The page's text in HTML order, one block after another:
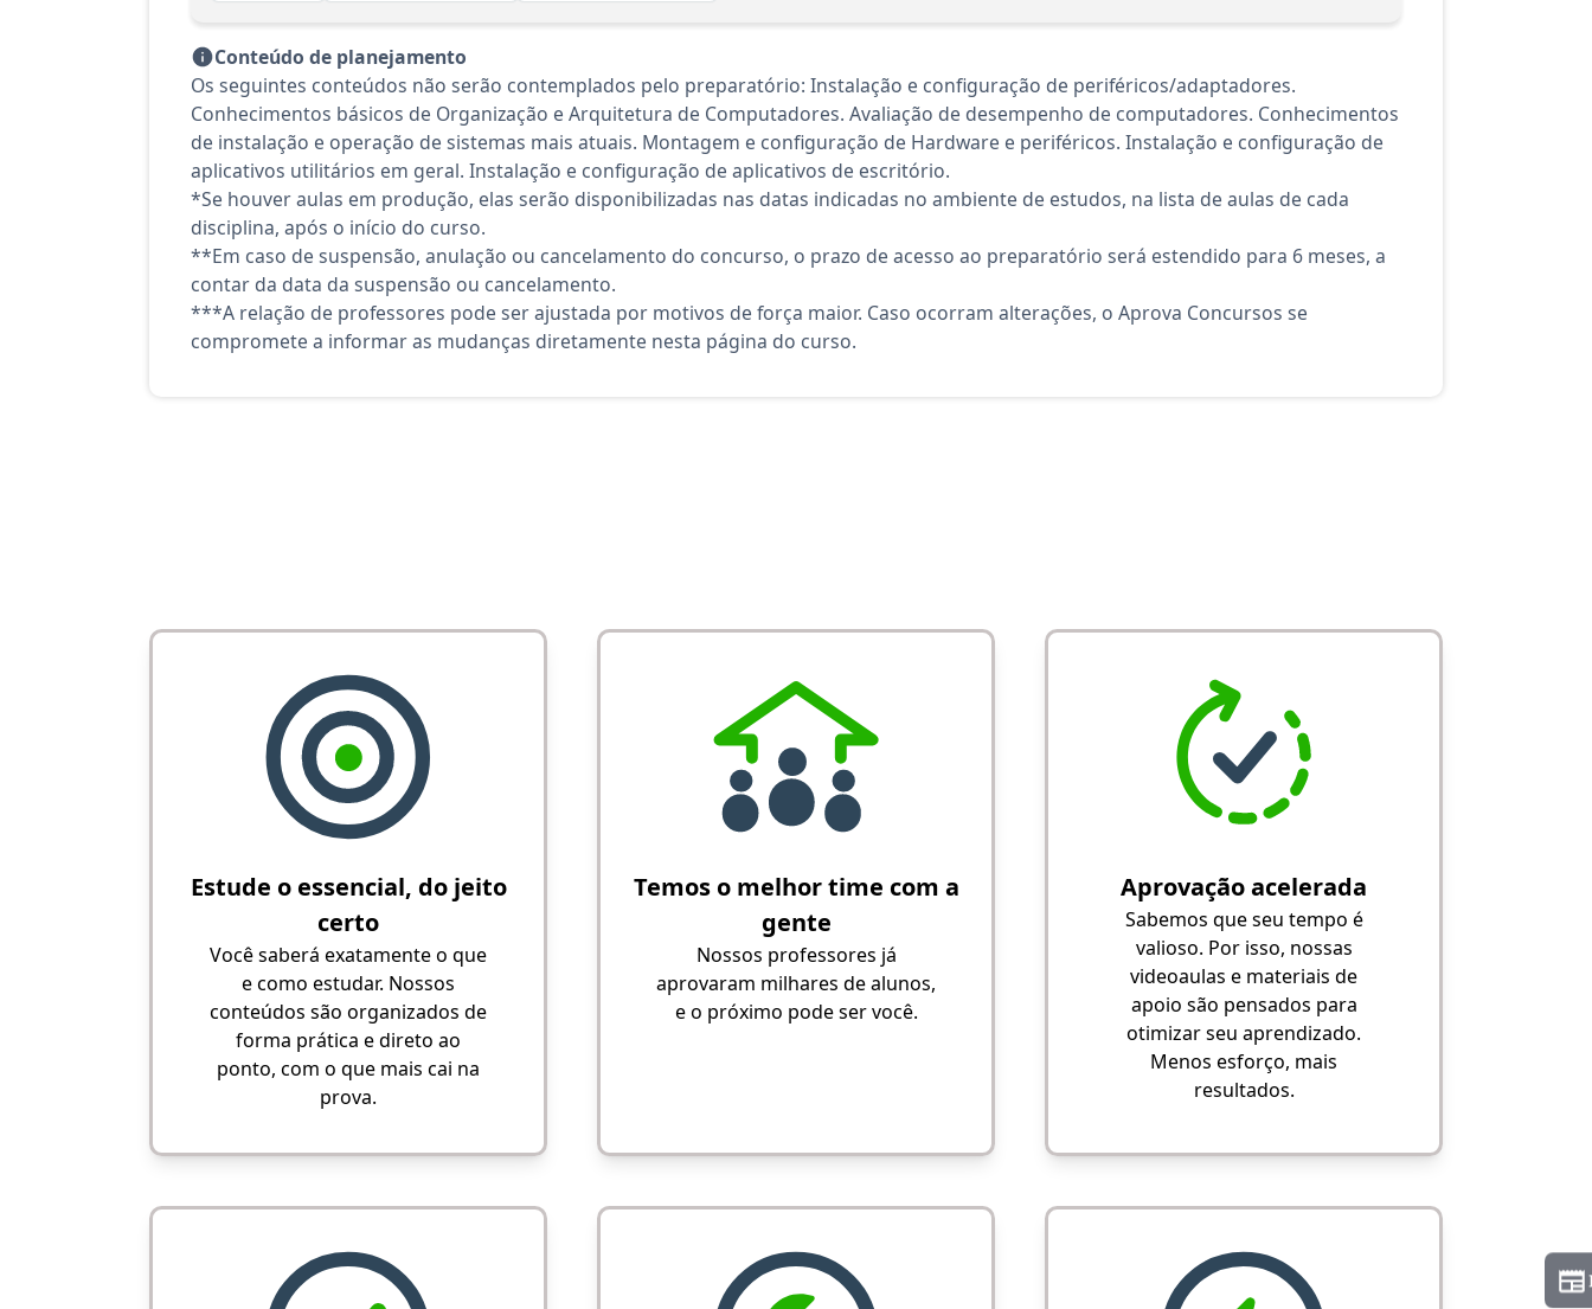
Conteúdo de planejamento
Os seguintes conteúdos não serão contemplados pelo preparatório: Instalação e configuração de periféricos/adaptadores.
Conhecimentos básicos de Organização e Arquitetura de Computadores. Avaliação de desempenho de computadores. Conhecimentos
de instalação e operação de sistemas mais atuais. Montagem e configuração de Hardware e periféricos. Instalação e configuração de
aplicativos utilitários em geral. Instalação e configuração de aplicativos de escritório.
*Se houver aulas em produção, elas serão disponibilizadas nas datas indicadas no ambiente de estudos, na lista de aulas de cada
disciplina, após o início do curso.
**Em caso de suspensão, anulação ou cancelamento do concurso, o prazo de acesso ao preparatório será estendido para 6 meses, a
contar da data da suspensão ou cancelamento.
***A relação de professores pode ser ajustada por motivos de força maior. Caso ocorram alterações, o Aprova Concursos se
compromete a informar as mudanças diretamente nesta página do curso.
Estude o essencial, do jeito
certo
Você saberá exatamente o que
e como estudar. Nossos
conteúdos são organizados de
forma prática e direto ao
ponto, com o que mais cai na
prova.
Temos o melhor time com a
gente
Nossos professores já
aprovaram milhares de alunos,
e o próximo pode ser você.
Aprovação acelerada
Sabemos que seu tempo é
valioso. Por isso, nossas
videoaulas e materiais de
apoio são pensados para
otimizar seu aprendizado.
Menos esforço, mais
resultados.